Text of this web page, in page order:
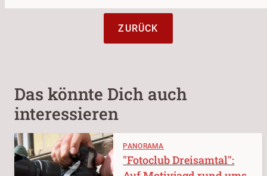
ZURÜCK
Das könnte Dich auch
interessieren
PANORAMA
"Fotoclub Dreisamtal":